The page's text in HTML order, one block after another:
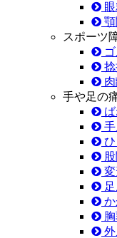
スポーツ
手や足の